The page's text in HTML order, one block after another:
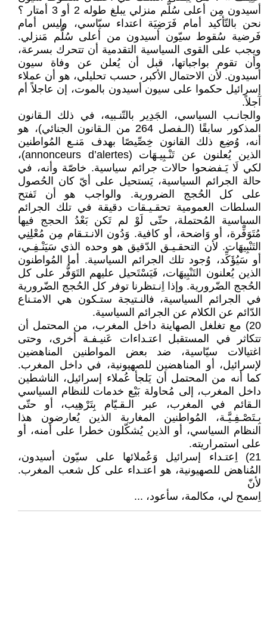
أسيدون مِن أعلى سُلَّم منزلي يبلغ طوله 2 أو 3 أمتار ؟
نحن بالتّأكيد أمام فَرَضِيَة اعتداء سيّاسي، وليس أمام
فَرضية سُقوط سيّون أسيدون من أعلى سُلُّم مَنزلي.
ويجب على القوى السياسية التقدمية أن تتحرك بسرعة،
وأن تقوم بواجباتها، قبل أن يُعلن عن وفاة سيون
أسيدون. لأن الاحتمال الأكبر، حسب تحليلي، هو أن عملاء
إسرائيل حكموا على سيون أسيدون بالموت، إن عاجلاً أم
آجلاً.
والجانـب السياسي، الجَدِير بالتّنـبيه، في ذلك الـقانون
المذكور سابقًا (الـفصل 264 من الـقانون الجنائي)، هو
أنه، وُضِع ذلك القانون خِصِّيصًا بهدف مَنـع المُواطنين
الذين يُعلنون عن تَنْـبِيـهَات (annonceurs d’alertes)،
لكي لَا يَـفضحوا حالات جرائم سياسية. خاصّة وأنه، في
حالة الجرائم السياسية، يَستحيل على أيّ كان الحُصول
على كل الحُجج الضرورية. والواجب هو أن تَفتح
السلطات العمومية تحقـيـقات دقيقة في تلك الجرائم
السياسية المُحتملة، حتّى لَوْ لم تَكن بَعْدُ الحجج فيها
مُتَوَفِّرة، أو وَاضحة، أو كافية. وَدُون الانـتـقام مِن مُعْلِنِي
التَنْبِيهَات. لأن التحقـيـق الدّقيق هو وحده الذي سَيَنْـفِـي،
أو سَيُؤَكِّد، وُجود تلك الجرائم السياسية. أما المُواطنون
الذين يُعلنون التَنْبِيهَات، فَيَسْتَحيل عليهم التَوَفُّر على كل
الحُجج الضّرورية. وإذا اِنـتظرنا توفر كل الحُجج الضّرورية
في الجرائم السياسية، فالنـتيجة ستـكون هي الامتـناع
الدّائم عن الكلام عن الجرائم السياسية.
20) مع تغلغل الصهاينة داخل المغرب، من المحتمل أن
تتكاثر في المستقبل اعتـداءات عَنيـفـة أخرى، وحتى
اغتيالات سيّاسية، ضد بعض المواطنين المناهضين
لإسرائيل، أو المناهضين للصهيونية، في داخل المغرب.
كما أنه من المحتمل أن يَلجأ عُملاء إسرائيل، الناشطين
داخل المغرب، إلى مُحاولة بَيْع خدمات للنظام السياسي
الـقائم في المغرب، عبر الـقـيّام بِتَرْهِيب، أو حتّى
بِـتَصْـفِـيَّـة، المُواطنين المغاربة الذين يُعارضون هذا
النظام السياسي، أو الذين يُشكّلون خطرا على أمنه، أو
على استمراريته.
21) اِعتـداء إسرائيل وَعُملائها على سيّون أسيدون،
المُناهض للصهيونية، هو اعتـداء على كل شعب المغرب.
لأنّ
اِسمح لي، مكالمة، سأعود، ...